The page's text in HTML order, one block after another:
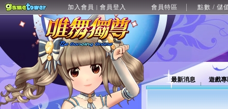
加入會員 | 會員登入 會員特區 點數 / 儲
最新消息 遊戲